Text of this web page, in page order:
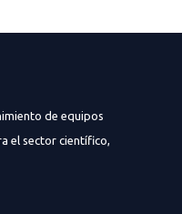
de equipos
el sector científico,